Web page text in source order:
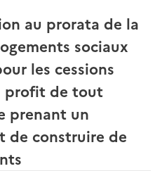
au prorata de la
sociaux
les cessions
profit de tout
prenant un
de construire de